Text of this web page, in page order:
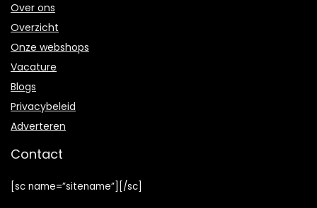
Over ons
Overzicht
Onze webshops
Vacature
Blogs
Privacybeleid
Adverteren
Contact
[sc name=”sitename”][/sc]